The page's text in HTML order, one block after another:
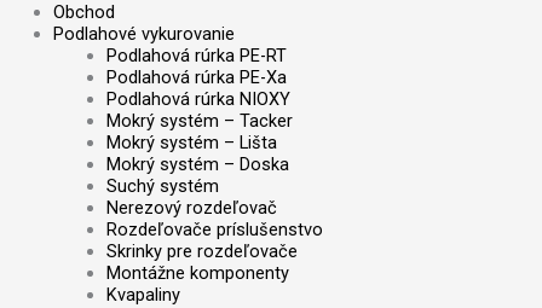
Obchod
Podlahové vykurovanie
Podlahová rúrka PE-RT
Podlahová rúrka PE-Xa
Podlahová rúrka NIOXY
Mokrý systém – Tacker
Mokrý systém – Lišta
Mokrý systém – Doska
Suchý systém
Nerezový rozdeľovač
Rozdeľovače príslušenstvo
Skrinky pre rozdeľovače
Montážne komponenty
Kvapaliny